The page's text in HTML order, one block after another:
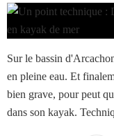
Sur le bassin
en pleine eau. Et
bien grave, pour peut
dans son kayak.